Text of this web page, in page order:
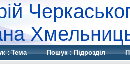
: Тема Пошук : Підрозділ